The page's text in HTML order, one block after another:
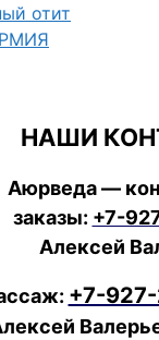
отит
НАШИ
Аюрведа —
заказы: +7-
Алексей
+7-